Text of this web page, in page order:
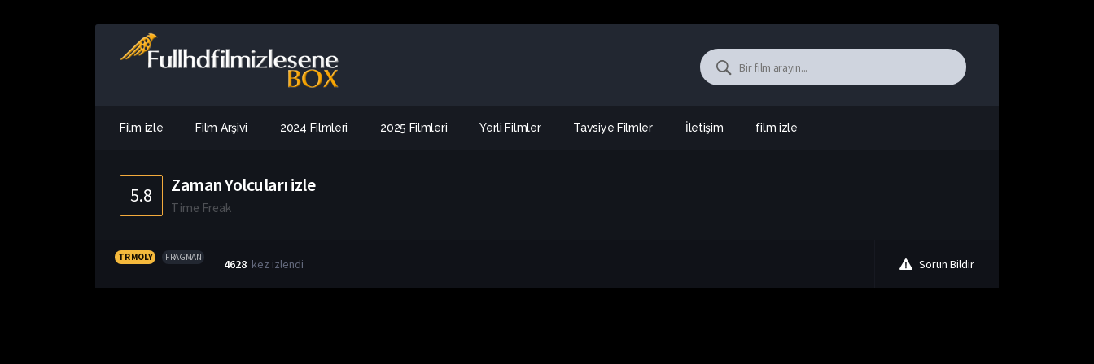
Film izle Film Arşivi 2024 Filmleri 2025 Filmleri Yerli Filmler Tavsiye Filmler İletişim film izle
5.8 Zaman Yolcuları izle
Time Freak
TR MOLY FRAGMAN 4628 kez izlendi Sorun Bildir